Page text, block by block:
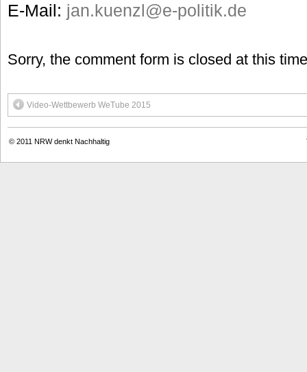
E-Mail: jan.kuenzl@e-politik.de
Sorry, the comment form is closed at this
Video-Wettbewerb WeTube 2015
© 2011 NRW denkt Nachhaltig